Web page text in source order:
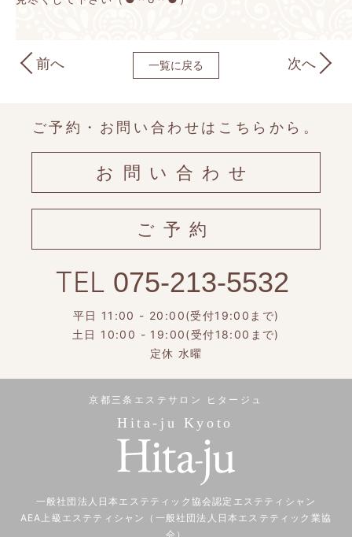
前へ 一覧に戻る 次へ
ご予約・お問い合わせはこちらから。
お問い合わせ
ご予約
TEL 075-213-5532
平日 11:00 - 20:00(受付19:00まで)
土日 10:00 - 19:00(受付18:00まで)
定休 水曜
京都三条エステサロン ヒタージュ
Hita-ju Kyoto
一般社団法人日本エステティック協会認定エステティシャン
AEA上級エステティシャン（一般社団法人日本エステティック業協
会）